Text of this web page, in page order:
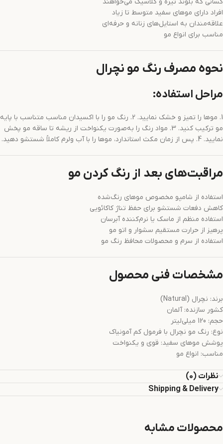
افراد دارای موهای سفید متوسط تا زیاد
علاقه‌مندان به استایل‌های زنانه و حرفه‌ای
مناسب برای انواع مو
نحوه مصرف رنگ مو نچرال
مراحل استفاده:
1. موها را تمیز و خشک نمایید. 2. رنگ مو را با اکسیدان مناسب متناسب با پایه
مو ترکیب کنید. 3. مواد رنگ را به‌صورت یکنواخت از ریشه تا ساقه مو پخش
نمایید. 4. پس از زمان مکث استاندارد، موها را با آب ولرم کاملاً شستشو دهید.
مراقبت‌های بعد از رنگ کردن مو
استفاده از شامپو مخصوص موهای رنگ‌شده
کاهش دفعات شستشو برای حفظ تناژ کاکائویی
استفاده منظم از ماسک یا نرم‌کننده آبرسان
پرهیز از حرارت مستقیم سشوار و اتو مو
استفاده از سرم و محصولات محافظ رنگ مو
مشخصات فنی محصول
برند: نچرال (Natural)
کشور سازنده: آلمان
حجم: 120 میلی‌لیتر
نوع: رنگ مو نچرال با فرمول کم آمونیاک
پوشش موهای سفید: قوی و یکنواخت
مناسب: انواع مو
نظرات (0)
Shipping & Delivery
محصولات مشابه